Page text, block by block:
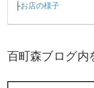
├お店の様子
百町森ブログ内